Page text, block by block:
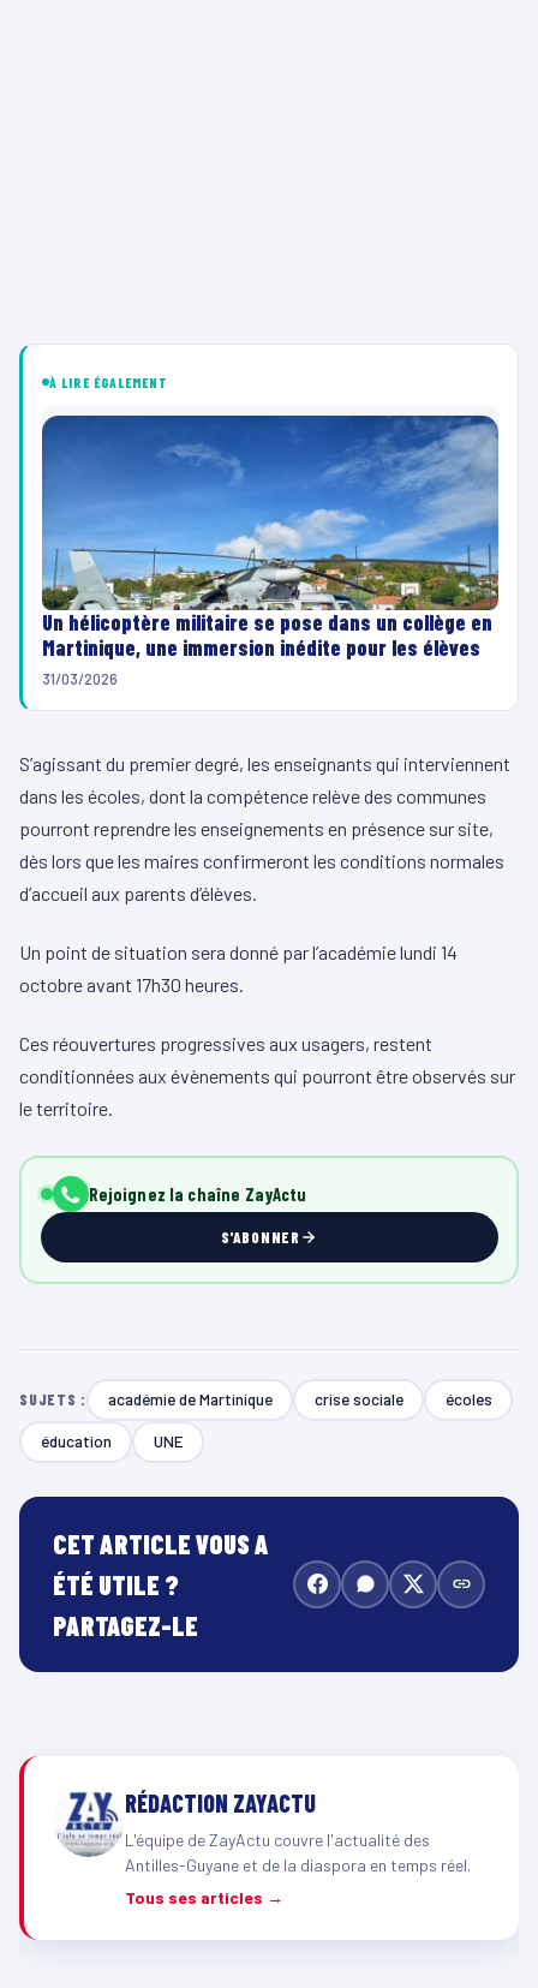
À LIRE ÉGALEMENT
Un hélicoptère militaire se pose dans un collège en
Martinique, une immersion inédite pour les élèves
31/03/2026
S’agissant du premier degré, les enseignants qui interviennent
dans les écoles, dont la compétence relève des communes
pourront reprendre les enseignements en présence sur site,
dès lors que les maires confirmeront les conditions normales
d’accueil aux parents d’élèves.
Un point de situation sera donné par l’académie lundi 14
octobre avant 17h30 heures.
Ces réouvertures progressives aux usagers, restent
conditionnées aux évènements qui pourront être observés sur
le territoire.
Rejoignez la chaîne ZayActu
S'ABONNER
SUJETS : académie de Martinique crise sociale écoles
éducation UNE
CET ARTICLE VOUS A
ÉTÉ UTILE ?
PARTAGEZ-LE
RÉDACTION ZAYACTU
L'équipe de ZayActu couvre l'actualité des
Antilles-Guyane et de la diaspora en temps réel.
Tous ses articles →